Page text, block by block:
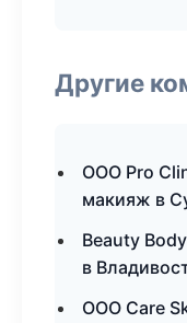
Другие
ООО Pro
макияж в
Beauty
в
ООО Care